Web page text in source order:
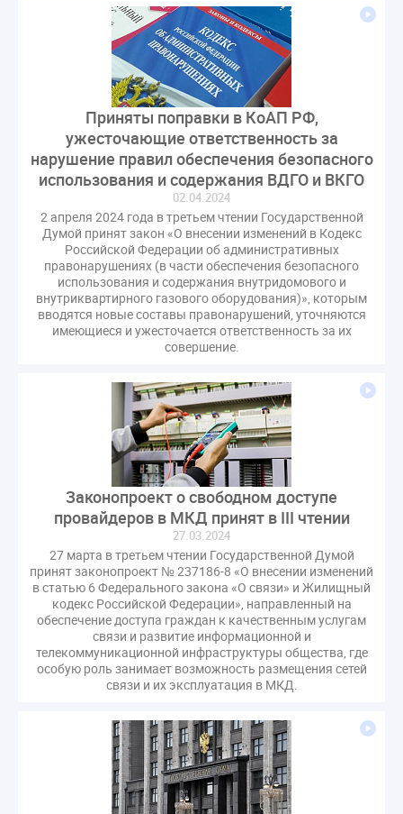
Приняты поправки в КоАП РФ,
ужесточающие ответственность за
нарушение правил обеспечения безопасного
использования и содержания ВДГО и ВКГО
02.04.2024
2 апреля 2024 года в третьем чтении Государственной
Думой принят закон «О внесении изменений в Кодекс
Российской Федерации об административных
правонарушениях (в части обеспечения безопасного
использования и содержания внутридомового и
внутриквартирного газового оборудования)», которым
вводятся новые составы правонарушений, уточняются
имеющиеся и ужесточается ответственность за их
совершение.
Законопроект о свободном доступе
провайдеров в МКД принят в III чтении
27.03.2024
27 марта в третьем чтении Государственной Думой
принят законопроект № 237186-8 «О внесении изменений
в статью 6 Федерального закона «О связи» и Жилищный
кодекс Российской Федерации», направленный на
обеспечение доступа граждан к качественным услугам
связи и развитие информационной и
телекоммуникационной инфраструктуры общества, где
особую роль занимает возможность размещения сетей
связи и их эксплуатация в МКД.